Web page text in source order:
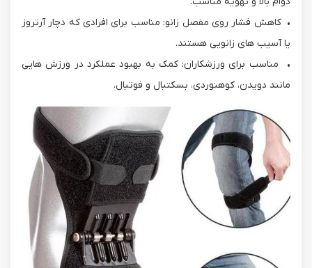
• کاهش فشار روی مفصل زانو: مناسب برای افرادی که دچار آرتروز
یا آسیب های زانویی هستند.
• مناسب برای ورزشکاران: کمک به بهبود عملکرد در ورزش هایی
مانند دویدن، کوهنوردی، بسکتبال و فوتبال.